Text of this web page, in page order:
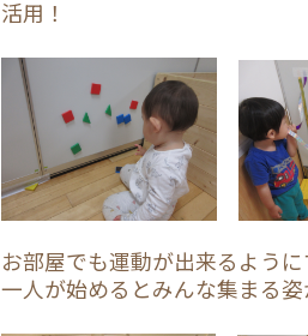
活用！
お部屋でも運動が出来るよう
一人が始めるとみんな集まる